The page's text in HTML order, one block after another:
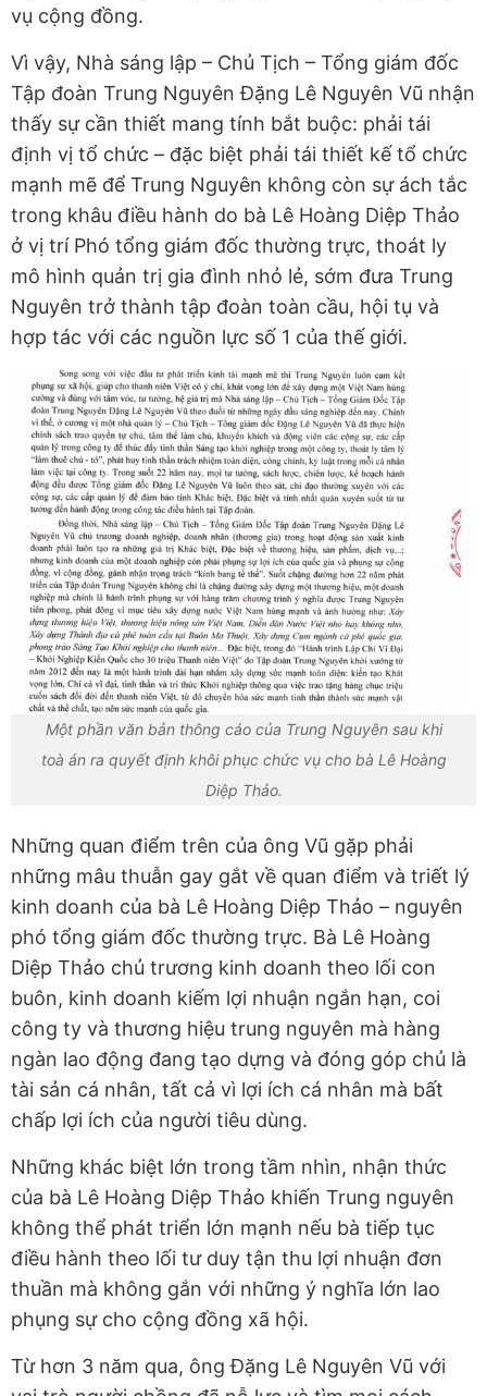
vụ cộng đồng.
Vì vậy, Nhà sáng lập – Chủ Tịch – Tổng giám đốc
Tập đoàn Trung Nguyên Đặng Lê Nguyên Vũ nhận
thấy sự cần thiết mang tính bắt buộc: phải tái
định vị tổ chức – đặc biệt phải tái thiết kế tổ chức
mạnh mẽ để Trung Nguyên không còn sự ách tắc
trong khâu điều hành do bà Lê Hoàng Diệp Thảo
ở vị trí Phó tổng giám đốc thường trực, thoát ly
mô hình quản trị gia đình nhỏ lẻ, sớm đưa Trung
Nguyên trở thành tập đoàn toàn cầu, hội tụ và
hợp tác với các nguồn lực số 1 của thế giới.
Một phần văn bản thông cáo của Trung Nguyên sau khi
toà án ra quyết định khôi phục chức vụ cho bà Lê Hoàng
Diệp Thảo.
Những quan điểm trên của ông Vũ gặp phải
những mâu thuẫn gay gắt về quan điểm và triết lý
kinh doanh của bà Lê Hoàng Diệp Thảo – nguyên
phó tổng giám đốc thường trực. Bà Lê Hoàng
Diệp Thảo chủ trương kinh doanh theo lối con
buôn, kinh doanh kiếm lợi nhuận ngắn hạn, coi
công ty và thương hiệu trung nguyên mà hàng
ngàn lao động đang tạo dựng và đóng góp chủ là
tài sản cá nhân, tất cả vì lợi ích cá nhân mà bất
chấp lợi ích của người tiêu dùng.
Những khác biệt lớn trong tầm nhìn, nhận thức
của bà Lê Hoàng Diệp Thảo khiến Trung nguyên
không thể phát triển lớn mạnh nếu bà tiếp tục
điều hành theo lối tư duy tận thu lợi nhuận đơn
thuần mà không gắn với những ý nghĩa lớn lao
phụng sự cho cộng đồng xã hội.
Từ hơn 3 năm qua, ông Đặng Lê Nguyên Vũ với